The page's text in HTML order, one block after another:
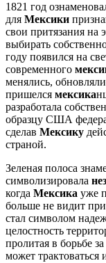
1821 год
для Мексики
свои притязания на
выбирать
году появился на
современного
менялись,
пришелся мексика
разработала
образцу США
сделав Мексику
страной.
Зеленая полоса
символизировала
когда Мексика уже
больше не видит
стал символом
целостность
пролитая в борьбе
может трактоваться